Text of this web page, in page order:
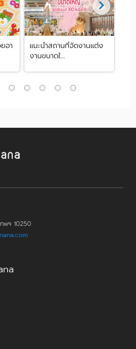
อา
แนะนำสถานที่จัดงานแต่ง
งานขนาดใ...
ทพฯ 10250